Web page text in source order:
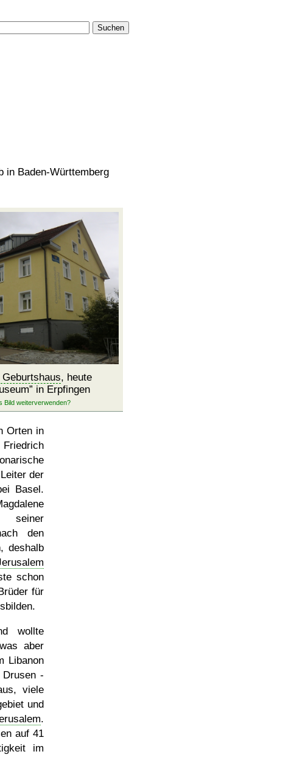
Suchen
in Baden-Württemberg
, heute
in Erpfingen
Orten in
der
Basel.
seiner
den
deshalb
schon
für
wollte
aber
Libanon
-
viele
und
.
auf 41
im